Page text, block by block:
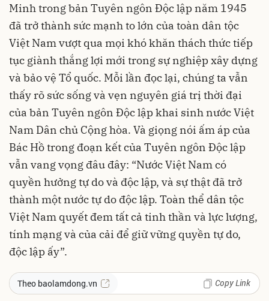
Minh trong bản Tuyên ngôn Độc lập năm 1945
đã trở thành sức mạnh to lớn của toàn dân tộc
Việt Nam vượt qua mọi khó khăn thách thức tiếp
tục giành thắng lợi mới trong sự nghiệp xây dựng
và bảo vệ Tổ quốc. Mỗi lần đọc lại, chúng ta vẫn
thấy rõ sức sống và vẹn nguyên giá trị thời đại
của bản Tuyên ngôn Độc lập khai sinh nước Việt
Nam Dân chủ Cộng hòa. Và giọng nói ấm áp của
Bác Hồ trong đoạn kết của Tuyên ngôn Độc lập
vẫn vang vọng đâu đây: “Nước Việt Nam có
quyền hưởng tự do và độc lập, và sự thật đã trở
thành một nước tự do độc lập. Toàn thể dân tộc
Việt Nam quyết đem tất cả tinh thần và lực lượng,
tính mạng và của cải để giữ vững quyền tự do,
độc lập ấy”.
Theo baolamdong.vn Copy Link